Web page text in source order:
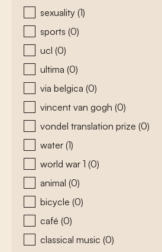
sexuality (1)
sports (0)
ucl (0)
ultima (0)
via belgica (0)
vincent van gogh (0)
vondel translation prize (0)
water (1)
world war 1 (0)
animal (0)
bicycle (0)
café (0)
classical music (0)